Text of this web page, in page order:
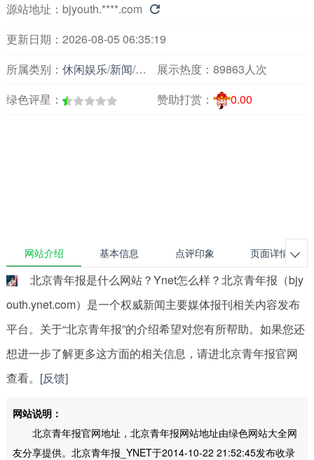
源站地址： bjyouth.****.com 
更新日期：2026-08-05 06:35:19
所属类别： 休闲娱乐/新闻/主要媒体报刊
展示热度： 89863人次
绿色评星：
赞助打赏： 0.00
网站介绍 基本信息 点评印象 页面详情 
北京青年报是什么网站？Ynet怎么样？北京青年报（bjy
outh.ynet.com）是一个权威新闻主要媒体报刊相关内容发布
平台。关于“北京青年报”的介绍希望对您有所帮助。如果您还
想进一步了解更多这方面的相关信息，请进北京青年报官网
查看。 [反馈]
网站说明：
北京青年报官网地址，北京青年报网站地址由绿色网站大全网
友分享提供。北京青年报_YNET于2014-10-22 21:52:45发布收录